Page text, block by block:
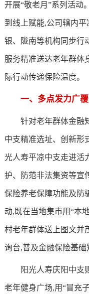
开展“敬老月”系列活动
到线上赋能,公司辖内
银、陇南等机构同步行
服务精准送达老年群体
际行动传递保险温度。
一、多点发力广
针对老年群体金融
中支精准选址、创新形
光人寿平凉中支走进活
护、防范非法集资等宣
保险养老保障功能及防
动,既在当地集市用“本
村老年群体送上图文并
询台,普及金融保险基础
阳光人寿庆阳中支
老年健身广场,用“冒充